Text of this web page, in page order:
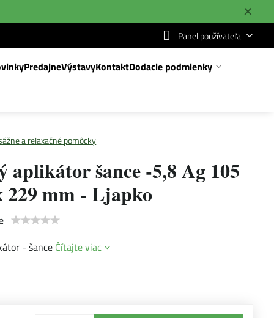
✕
Panel používateľa
PredajneVýstavyKontaktDodacie podmienky
a relaxačné pomôcky
aplikátor šance -5,8 Ag 105
229 mm - Ljapko
- šance Čítajte viac